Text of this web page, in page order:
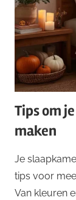
Tips om
maken
Je
tips voor
Van kleuren